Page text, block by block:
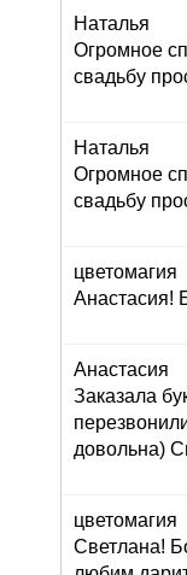
Наталья
Огромное
свадьбу
Наталья
Огромное
свадьбу
цветомагия
Анастасия!
Анастасия
Заказала
довольна)
цветомагия
Светлана!